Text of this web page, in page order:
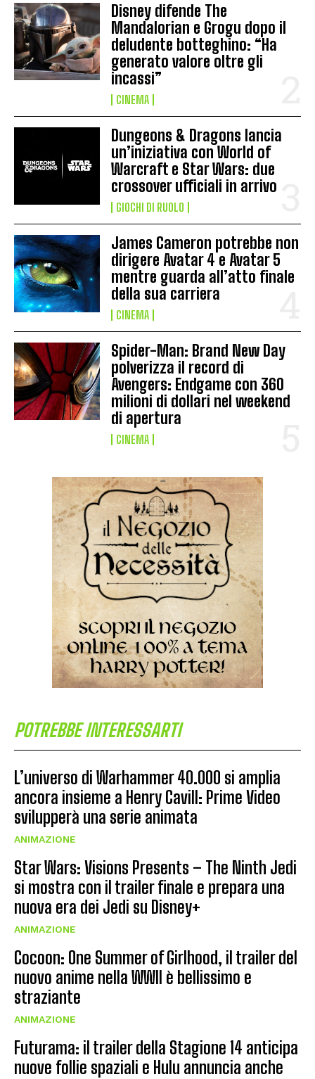
Disney difende The
Mandalorian e Grogu dopo il
deludente botteghino: “Ha
generato valore oltre gli
incassi”
CINEMA
Dungeons & Dragons lancia
un’iniziativa con World of
Warcraft e Star Wars: due
crossover ufficiali in arrivo
GIOCHI DI RUOLO
James Cameron potrebbe non
dirigere Avatar 4 e Avatar 5
mentre guarda all’atto finale
della sua carriera
CINEMA
Spider-Man: Brand New Day
polverizza il record di
Avengers: Endgame con 360
milioni di dollari nel weekend
di apertura
CINEMA
POTREBBE INTERESSARTI
L’universo di Warhammer 40.000 si amplia
ancora insieme a Henry Cavill: Prime Video
svilupperà una serie animata
ANIMAZIONE
Star Wars: Visions Presents – The Ninth Jedi
si mostra con il trailer finale e prepara una
nuova era dei Jedi su Disney+
ANIMAZIONE
Cocoon: One Summer of Girlhood, il trailer del
nuovo anime nella WWII è bellissimo e
straziante
ANIMAZIONE
Futurama: il trailer della Stagione 14 anticipa
nuove follie spaziali e Hulu annuncia anche